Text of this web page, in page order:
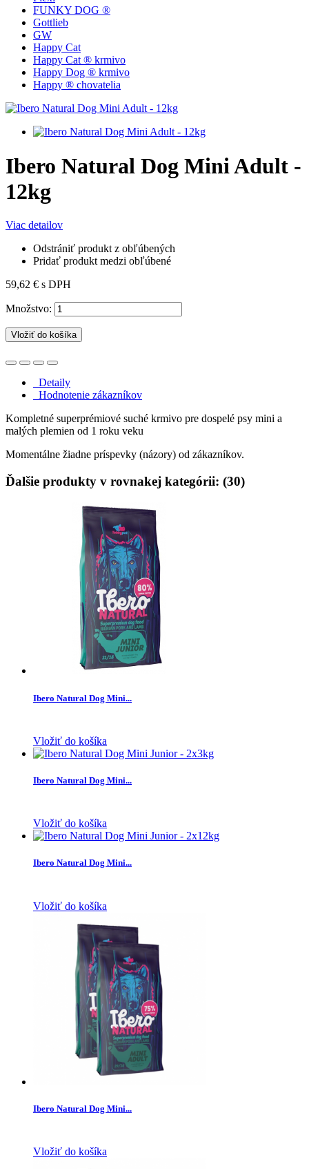
FUNKY DOG ®
Gottlieb
GW
Happy Cat
Happy Cat ® krmivo
Happy Dog ® krmivo
Happy ® chovatelia
Ibero Natural Dog Mini Adult -
12kg
Viac detailov
Odstrániť produkt z obľúbených
Pridať produkt medzi obľúbené
59,62 € s DPH
Množstvo:
Vložiť do košíka
Detaily
Hodnotenie zákazníkov
Kompletné superprémiové suché krmivo pre dospelé psy mini a
malých plemien od 1 roku veku
Momentálne žiadne príspevky (názory) od zákazníkov.
Ďalšie produkty v rovnakej kategórii: (30)
Ibero Natural Dog Mini...
Vložiť do košíka
Ibero Natural Dog Mini...
Vložiť do košíka
Ibero Natural Dog Mini...
Vložiť do košíka
Ibero Natural Dog Mini...
Vložiť do košíka